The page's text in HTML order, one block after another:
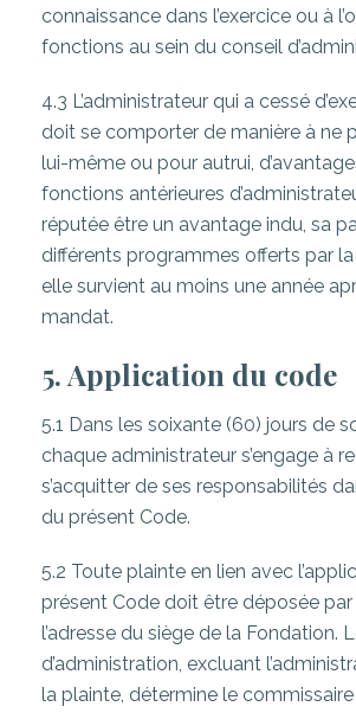
connaissance dans l’exercice ou à
fonctions au sein du conseil
4.3 L’administrateur qui a cessé
doit se comporter de manière à ne
lui-même ou pour autrui,
fonctions antérieures
réputée être un avantage indu, sa
différents programmes offerts par
elle survient au moins une année
mandat.
5. Application du code
5.1 Dans les soixante (60) jours de
chaque administrateur s’engage à
s’acquitter de ses responsabilités
du présent Code.
5.2 Toute plainte en lien avec
présent Code doit être déposée par
l’adresse du siège de la Fondation.
d’administration, excluant
la plainte, détermine le